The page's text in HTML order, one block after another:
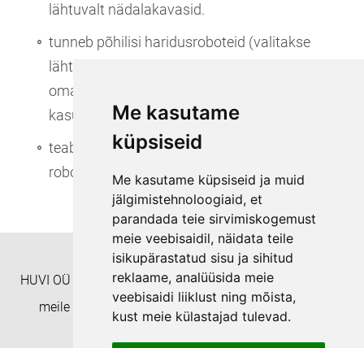
Me kasutame
küpsiseid
Me kasutame küpsiseid ja muid
jälgimistehnoloogiaid, et
parandada teie sirvimiskogemust
meie veebisaidil, näidata teile
isikupärastatud sisu ja sihitud
reklaame, analüüsida meie
veebisaidi liiklust ning mõista,
kust meie külastajad tulevad.
lähtuvalt nädalakavasid.
tunneb põhilisi haridusroboteid (valitakse
lähtuvalt lasteaia võimalustest ja huvist) ja
omab uusi ideid, kuidas neid õppetöös
kasutada;
teab, mis on lõiming ja kuidas lõimida erinevaid
robootikavahendeid õppetöösse.
HUVI OÜ Täienduskoolitusasutus EHISe ID: 8332 Helista
meile numbril +372 55938233 või kirjuta aadressil